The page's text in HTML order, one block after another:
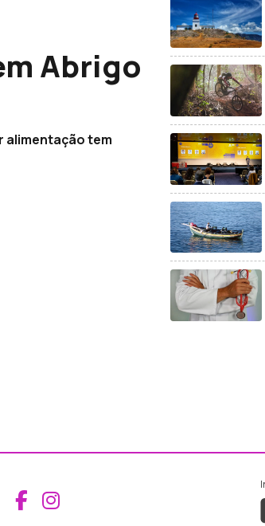
Abrigo
alimentação tem
Aceder ao Facebook da
Aceder ao Instagram